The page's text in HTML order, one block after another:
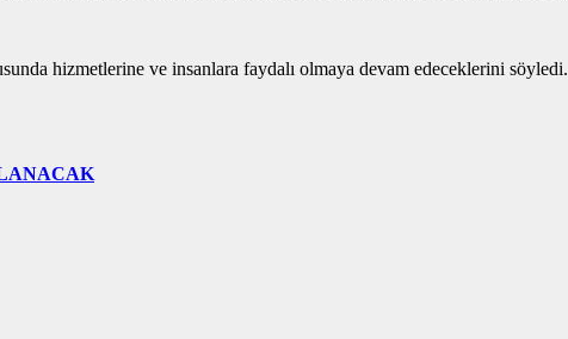
hizmetlerine ve insanlara faydalı olmaya devam edeceklerini söyledi.